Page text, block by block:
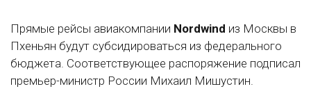
Прямые рейсы авиакомпании Nordwind из Москвы в
Пхеньян будут субсидироваться из федерального
бюджета. Соответствующее распоряжение подписал
премьер-министр России Михаил Мишустин.